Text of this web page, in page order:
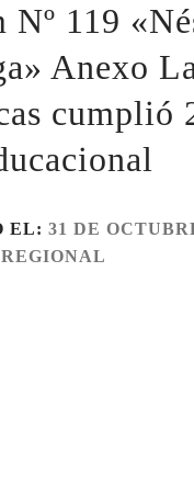
Nº 119
Anexo
cumplió
EL: 31 DE